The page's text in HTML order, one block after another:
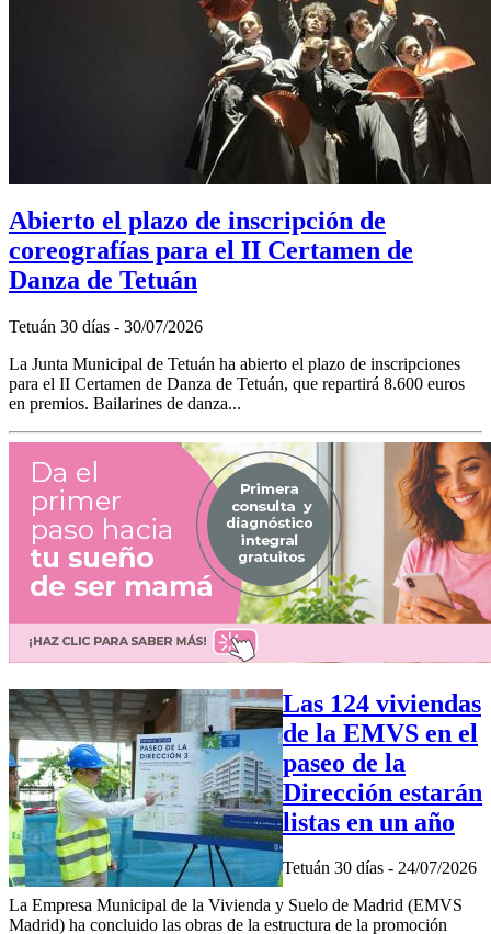
Abierto el plazo de inscripción de
coreografías para el II Certamen de
Danza de Tetuán
Tetuán 30 días - 30/07/2026
La Junta Municipal de Tetuán ha abierto el plazo de inscripciones
para el II Certamen de Danza de Tetuán, que repartirá 8.600 euros
en premios. Bailarines de danza...
Las 124 viviendas
de la EMVS en el
paseo de la
Dirección estarán
listas en un año
Tetuán 30 días - 24/07/2026
La Empresa Municipal de la Vivienda y Suelo de Madrid (EMVS
Madrid) ha concluido las obras de la estructura de la promoción